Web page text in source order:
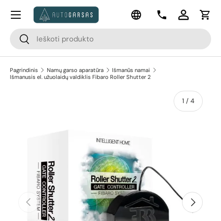
Pereiti prie turinio
Paieška
Paieška
Kalba
KontaktaiPrisijungti
Meniu
Pagrindinis Namų garso aparatūra
Išmanūs namai
Išmanusis el. užuolaidų valdiklis Fibaro Roller Shutter 2
Ankstesnis
1 / apie
4
Kitas